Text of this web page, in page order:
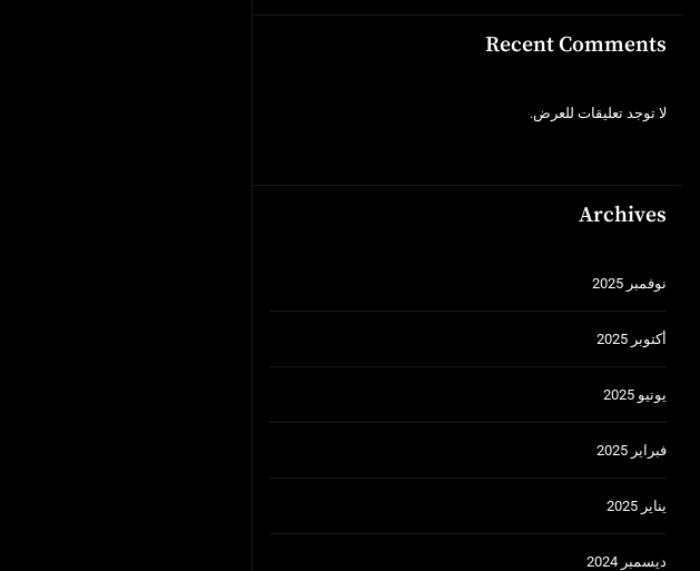
Recent Comments
لا توجد تعليقات للعرض.
Archives
نوفمبر 2025
أكتوبر 2025
يونيو 2025
فبراير 2025
يناير 2025
ديسمبر 2024